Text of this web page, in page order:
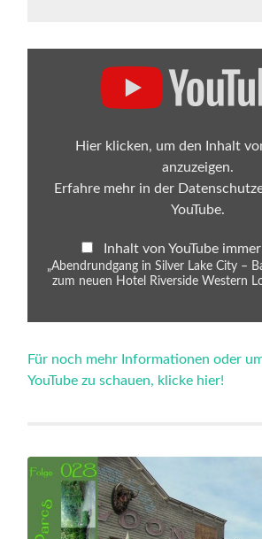
Baustellen
neuen
Hotel
anzeigen
Hier klicken, um den Inhalt
anzuzeigen.
Erfahre mehr in der
YouTube.
Inhalt von YouTube
„Abendrundgang in Silver Lake City –
zum neuen Hotel Riverside Western
Für noch mehr Informationen oder
YouTube zu schauen, klicke hier!